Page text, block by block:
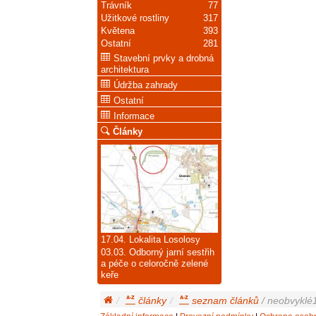
77
Trávník
317
Užitkové rostliny
393
Květena
281
Ostatní
Stavební prvky a drobná
architektura
Údržba zahrady
Ostatní
Informace
Články
17.04. Lokalita Losolosy
03.03. Odborný jarní sestřih
a péče o celoročně zelené
keře
články seznam článků /